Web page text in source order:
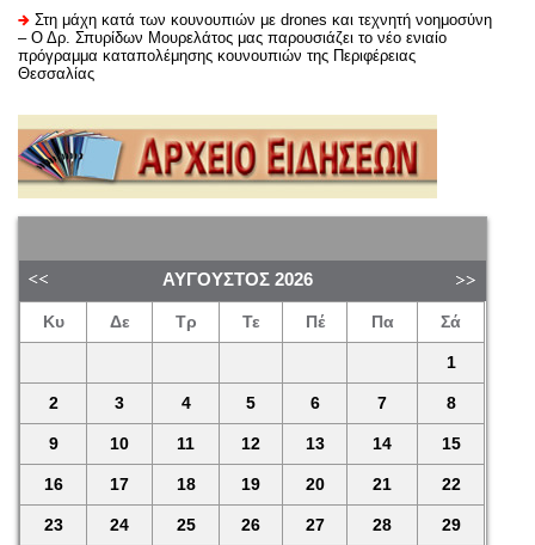
Στη μάχη κατά των κουνουπιών με drones και τεχνητή νοημοσύνη
– Ο Δρ. Σπυρίδων Μουρελάτος μας παρουσιάζει το νέο ενιαίο
πρόγραμμα καταπολέμησης κουνουπιών της Περιφέρειας
Θεσσαλίας
ΑΎΓΟΥΣΤΟΣ 2026
Κυ Δε Τρ Τε Πέ Πα Σά
1
2 3 4 5 6 7 8
9 10 11 12 13 14 15
16 17 18 19 20 21 22
23 24 25 26 27 28 29